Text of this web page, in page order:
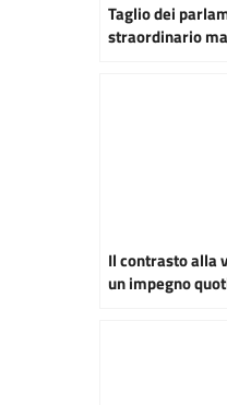
Taglio dei
straordinario
Il contrasto alla
un impegno